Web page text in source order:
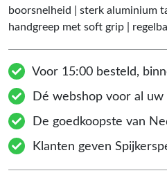
boorsnelheid | sterk aluminium
handgreep met soft grip |
Voor 15:00 besteld,
Dé webshop voor al
De goedkoopste van
Klanten geven